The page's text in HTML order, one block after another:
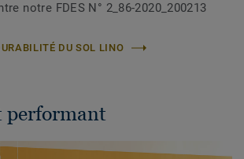
notre FDES N° 2_86-2020_200213
DU SOL LINO
performant